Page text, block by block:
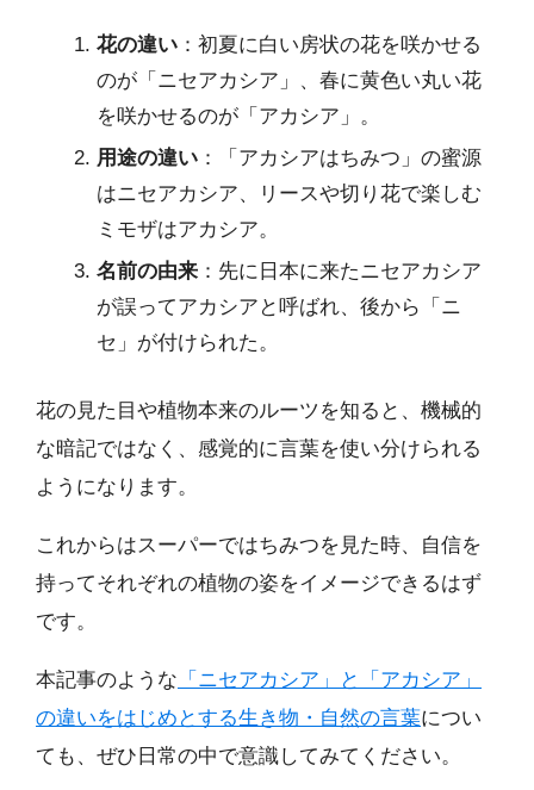
花の違い ：初夏に白い房状の花を咲かせる
のが「ニセアカシア」、春に黄色い丸い花
を咲かせるのが「アカシア」。
用途の違い ：「アカシアはちみつ」の蜜源
はニセアカシア、リースや切り花で楽しむ
ミモザはアカシア。
名前の由来 ：先に日本に来たニセアカシア
が誤ってアカシアと呼ばれ、後から「ニ
セ」が付けられた。
花の見た目や植物本来のルーツを知ると、機械的
な暗記ではなく、感覚的に言葉を使い分けられる
ようになります。
これからはスーパーではちみつを見た時、自信を
持ってそれぞれの植物の姿をイメージできるはず
です。
本記事のような 「ニセアカシア」と「アカシア」
の違いをはじめとする生き物・自然の言葉につい
ても、ぜひ日常の中で意識してみてください。